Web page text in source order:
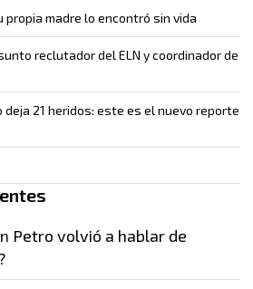
propia madre lo encontró sin vida
reclutador del ELN y coordinador de
21 heridos: este es el nuevo reporte
Petro volvió a hablar de